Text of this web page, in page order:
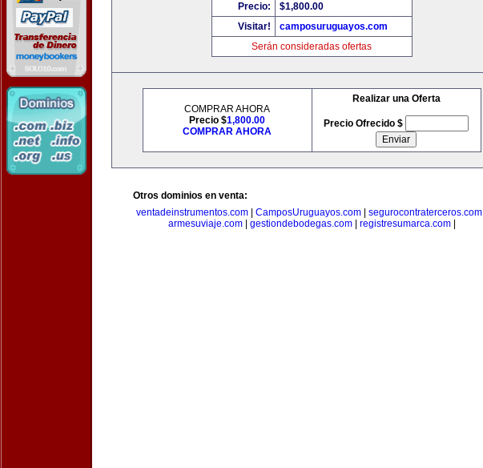
Precio:
$1,800.00
Visitar!
camposuruguayos.com
Serán consideradas ofertas
COMPRAR AHORA
Precio $1,800.00
COMPRAR AHORA
Realizar una Oferta
Precio Ofrecido $
Otros dominios en venta:
ventadeinstrumentos.com
CamposUruguayos.com segurocontraterceros.com
armesuviaje.com| gestiondebodegas.com| registresumarca.com|